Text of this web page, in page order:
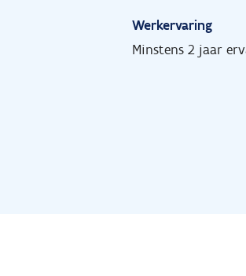
Werkervaring
Minstens 2 jaar